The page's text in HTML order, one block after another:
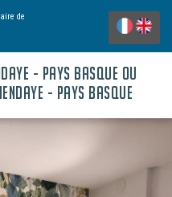
de
- PAYS BASQUE OU
- PAYS BASQUE